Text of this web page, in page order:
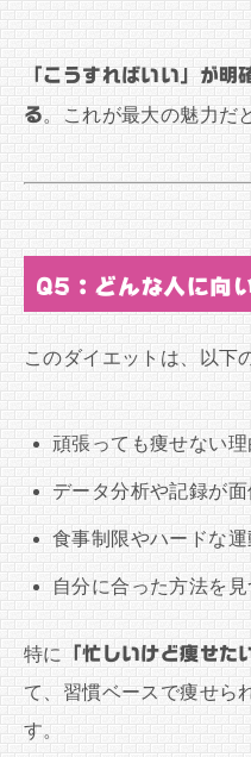
「こうすればいい」が
る。これが最大の魅力だ
Q5：どんな人に向
このダイエットは、以下
頑張っても痩せない
データ分析や記録が面
食事制限やハードな
自分に合った方法を
特に 「忙しいけど痩せた
て、習慣ベースで痩せら
す。